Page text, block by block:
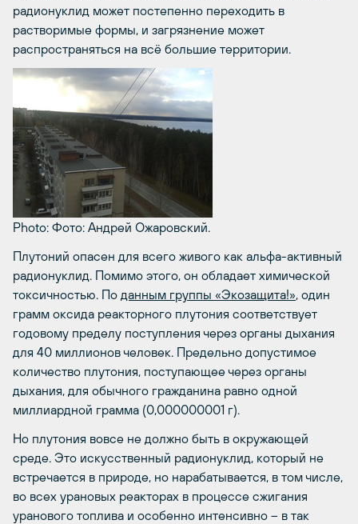
радионуклид может постепенно переходить в
растворимые формы, и загрязнение может
распространяться на всё большие территории.
Photo: Фото: Андрей Ожаровский.
Плутоний опасен для всего живого как альфа-активный
радионуклид. Помимо этого, он обладает химической
токсичностью. По данным группы «Экозащита!», один
грамм оксида реакторного плутония соответствует
годовому пределу поступления через органы дыхания
для 40 миллионов человек. Предельно допустимое
количество плутония, поступающее через органы
дыхания, для обычного гражданина равно одной
миллиардной грамма (0,000000001 г).
Но плутония вовсе не должно быть в окружающей
среде. Это искусственный радионуклид, который не
встречается в природе, но нарабатывается, в том числе,
во всех урановых реакторах в процессе сжигания
уранового топлива и особенно интенсивно – в так